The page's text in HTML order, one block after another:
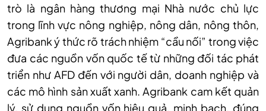
trò là ngân hàng thương mại Nhà nước chủ lực
trong lĩnh vực nông nghiệp, nông dân, nông thôn,
Agribank ý thức rõ trách nhiệm “cầu nối” trong việc
đưa các nguồn vốn quốc tế từ những đối tác phát
triển như AFD đến với người dân, doanh nghiệp và
các mô hình sản xuất xanh. Agribank cam kết quản
lý, sử dụng nguồn vốn hiệu quả, minh bạch, đúng